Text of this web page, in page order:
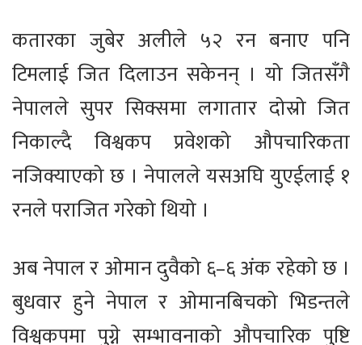
कतारका जुबेर अलीले ५२ रन बनाए पनि
टिमलाई जित दिलाउन सकेनन् । यो जितसँगै
नेपालले सुपर सिक्समा लगातार दोस्रो जित
निकाल्दै विश्वकप प्रवेशको औपचारिकता
नजिक्याएको छ । नेपालले यसअघि युएईलाई १
रनले पराजित गरेको थियो ।
अब नेपाल र ओमान दुवैको ६–६ अंक रहेको छ ।
बुधवार हुने नेपाल र ओमानबिचको भिडन्तले
विश्वकपमा पुग्ने सम्भावनाको औपचारिक पुष्टि